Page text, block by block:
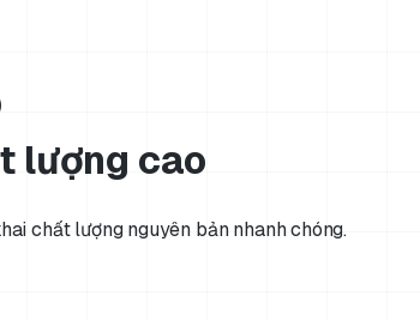
lượng cao
chất lượng nguyên bản nhanh chóng.